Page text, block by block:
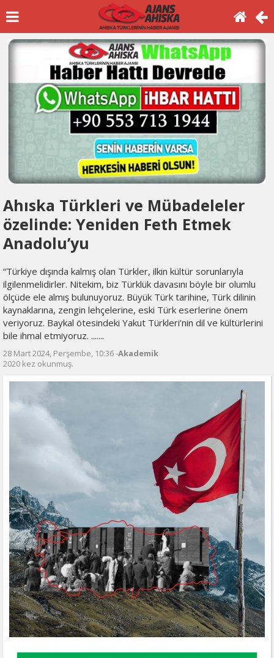
Ahıska Türkleri ve Mübadeleler
özelinde: Yeniden Feth Etmek
Anadolu’yu
“Türkiye dışında kalmış olan Türkler, ilkin kültür sorunlarıyla
ilgilenmelidirler. Nitekim, biz Türklük davasını böyle bir olumlu
ölçüde ele almış bulunuyoruz. Büyük Türk tarihine, Türk dilinin
kaynaklarına, zengin lehçelerine, eski Türk eserlerine önem
veriyoruz. Baykal ötesindeki Yakut Türkleri’nin dil ve kültürlerini
bile ihmal etmiyoruz. .......
28 Mart 2024, Perşembe, 10:36 -Akademik
2020 kez okunmuş.